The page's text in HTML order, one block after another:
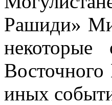
Рашиди»
Восточного
иных